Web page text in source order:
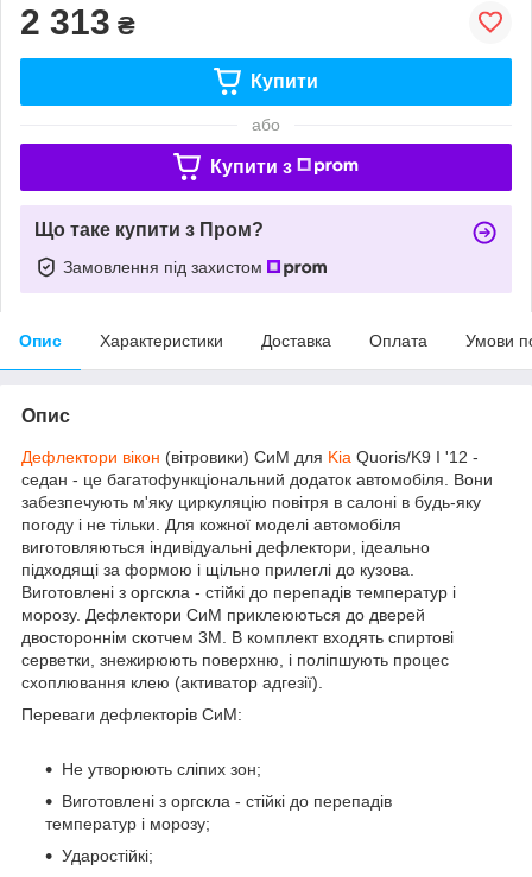
2 313 ₴
Купити
або
Купити з
Що таке купити з Пром?
Замовлення під захистом
Опис Характеристики Доставка Оплата Умови
Опис
Дефлектори вікон (вітровики) СиМ для Kia Quoris/K9 I '12 -
седан - це багатофункціональний додаток автомобіля. Вони
забезпечують м'яку циркуляцію повітря в салоні в будь-яку
погоду і не тільки. Для кожної моделі автомобіля
виготовляються індивідуальні дефлектори, ідеально
підходящі за формою і щільно прилеглі до кузова.
Виготовлені з оргскла - стійкі до перепадів температур і
морозу. Дефлектори СиМ приклеюються до дверей
двостороннім скотчем 3М. В комплект входять спиртові
серветки, знежирюють поверхню, і поліпшують процес
схоплювання клею (активатор адгезії).
Переваги дефлекторів СиМ:
Не утворюють сліпих зон;
Виготовлені з оргскла - стійкі до перепадів
температур і морозу;
Ударостійкі;